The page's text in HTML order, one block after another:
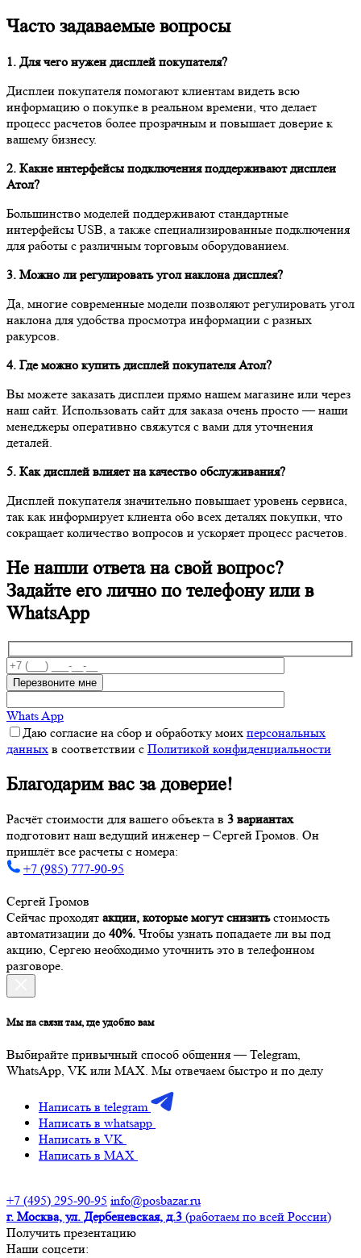
Часто задаваемые вопросы
1. Для чего нужен дисплей покупателя?
Дисплеи покупателя помогают клиентам видеть всю
информацию о покупке в реальном времени, что делает
процесс расчетов более прозрачным и повышает доверие к
вашему бизнесу.
2. Какие интерфейсы подключения поддерживают дисплеи
Атол?
Большинство моделей поддерживают стандартные
интерфейсы USB, а также специализированные подключения
для работы с различным торговым оборудованием.
3. Можно ли регулировать угол наклона дисплея?
Да, многие современные модели позволяют регулировать угол
наклона для удобства просмотра информации с разных
ракурсов.
4. Где можно купить дисплей покупателя Атол?
Вы можете заказать дисплеи прямо нашем магазине или через
наш сайт. Использовать сайт для заказа очень просто — наши
менеджеры оперативно свяжутся с вами для уточнения
деталей.
5. Как дисплей влияет на качество обслуживания?
Дисплей покупателя значительно повышает уровень сервиса,
так как информирует клиента обо всех деталях покупки, что
сокращает количество вопросов и ускоряет процесс расчетов.
Не нашли ответа на свой вопрос?
Задайте его лично по телефону или в
WhatsApp
Whats App
Даю согласие на сбор и обработку моих персональных
данных в соответствии с Политикой конфиденциальности
Благодарим вас за доверие!
Расчёт стоимости для вашего объекта в 3 вариантах
подготовит наш ведущий инженер – Сергей Громов. Он
пришлёт все расчеты с номера:
+7 (985) 777-90-95
Сергей Громов
Сейчас проходят акции, которые могут снизитьстоимость
автоматизации до 40%. Чтобы узнать попадаете ли вы под
акцию, Сергею необходимо уточнить это в телефонном
разговоре.
Мы на связи там, где удобно вам
Выбирайте привычный способ общения — Telegram,
WhatsApp, VK или MAX. Мы отвечаем быстро и по делу
Написать в telegram
Написать в whatsapp
Написать в VK
Написать в MAX
+7 (495) 295-90-95 info@posbazar.ru
г. Москва, ул. Дербеневская, д.3 (работаем по всей России)
Получить презентацию
Наши соцсети: